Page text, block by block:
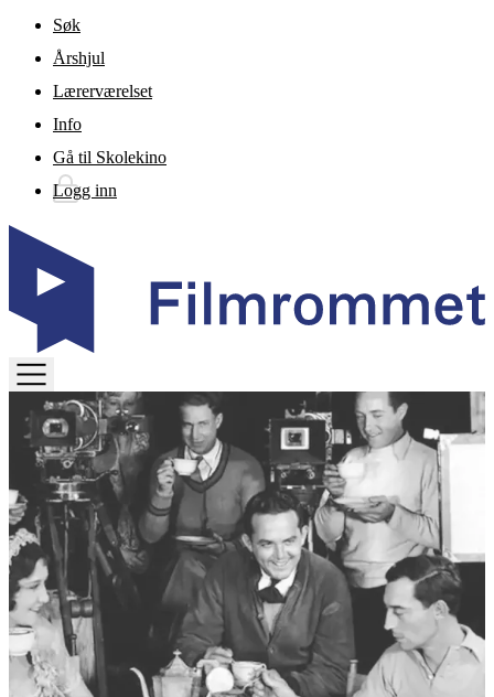
Gå til hovedinnhold
Søk
Årshjul
Lærerværelset
Info
Gå til Skolekino
Logg inn
TOGGLE
MENU